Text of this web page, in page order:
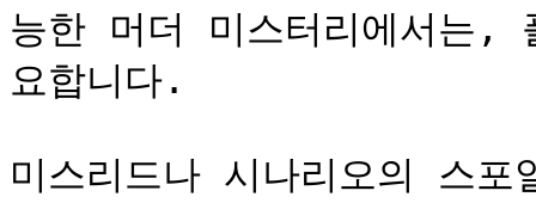
능한 머더 미스터리에서는,
요합니다.
미스리드나 시나리오의 스